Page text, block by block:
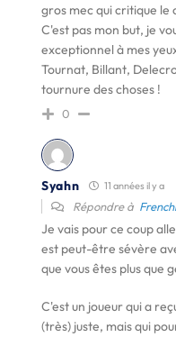
gros mec qui critique le
C'est pas mon but, je
exceptionnel à mes
Tournat, Billant,
tournure des choses !
0
Syahn 11 années il y a
Répondre à Frenchi
Je vais pour ce coup
est peut-être sévère
que vous êtes plus que
C'est un joueur qui a
(très) juste, mais qui